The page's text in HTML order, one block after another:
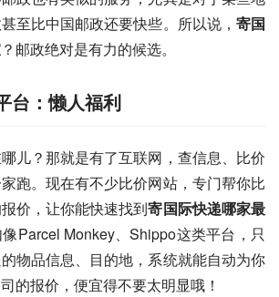
至比中国邮政还要快些。所以说， 寄国
？邮政绝对是有力的候选。
台：懒人福利
儿？那就是有了互联网，查信息、比价
跑。现在有不少比价网站，专门帮你比
价，让你能快速找到寄国际快递哪家最
Parcel Monkey、Shippo这类平台，只
物品信息、目的地，系统就能自动为你
的报价，便宜得不要太明显哦！